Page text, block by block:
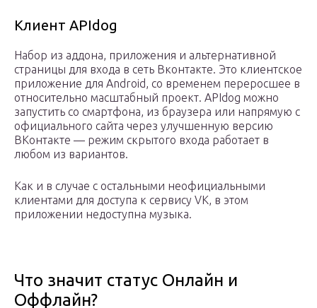
Клиент APIdog
Набор из аддона, приложения и альтернативной
страницы для входа в сеть Вконтакте. Это клиентское
приложение для Android, со временем переросшее в
относительно масштабный проект. APIdog можно
запустить со смартфона, из браузера или напрямую с
официального сайта через улучшенную версию
ВКонтакте — режим скрытого входа работает в
любом из вариантов.
Как и в случае с остальными неофициальными
клиентами для доступа к сервису VK, в этом
приложении недоступна музыка.
Что значит статус Онлайн и
Оффлайн?